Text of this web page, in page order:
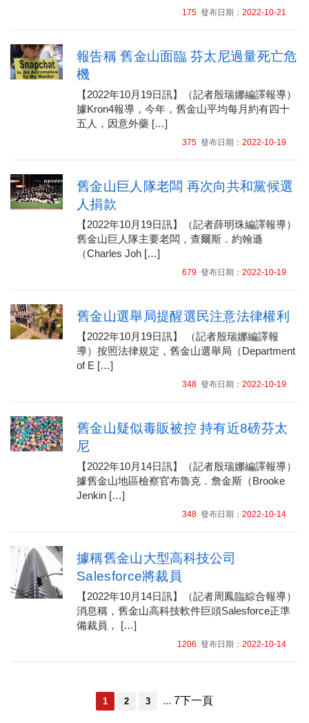
175發布日期： 2022-10-21
報告稱 舊金山面臨 芬太尼過量死亡危
機
【2022年10月19日訊】（記者殷瑞娜編譯報導）
據Kron4報導，今年，舊金山平均每月約有四十
五人，因意外藥 […]
375發布日期： 2022-10-19
舊金山巨人隊老闆 再次向共和黨候選
人捐款
【2022年10月19日訊】（記者薛明珠編譯報導）
舊金山巨人隊主要老闆，查爾斯．約翰遜
（Charles Joh […]
679發布日期： 2022-10-19
舊金山選舉局提醒選民注意法律權利
【2022年10月19日訊】 （記者殷瑞娜編譯報
導）按照法律規定，舊金山選舉局（Department
of E […]
348發布日期： 2022-10-19
舊金山疑似毒販被控 持有近8磅芬太
尼
【2022年10月14日訊】（記者殷瑞娜編譯報導）
據舊金山地區檢察官布魯克．詹金斯（Brooke
Jenkin […]
348發布日期： 2022-10-14
據稱舊金山大型高科技公司
Salesforce將裁員
【2022年10月14日訊】（記者周鳳臨綜合報導）
消息稱，舊金山高科技軟件巨頭Salesforce正準
備裁員， […]
1206 發布日期： 2022-10-14
1 2 3 ... 7下一頁